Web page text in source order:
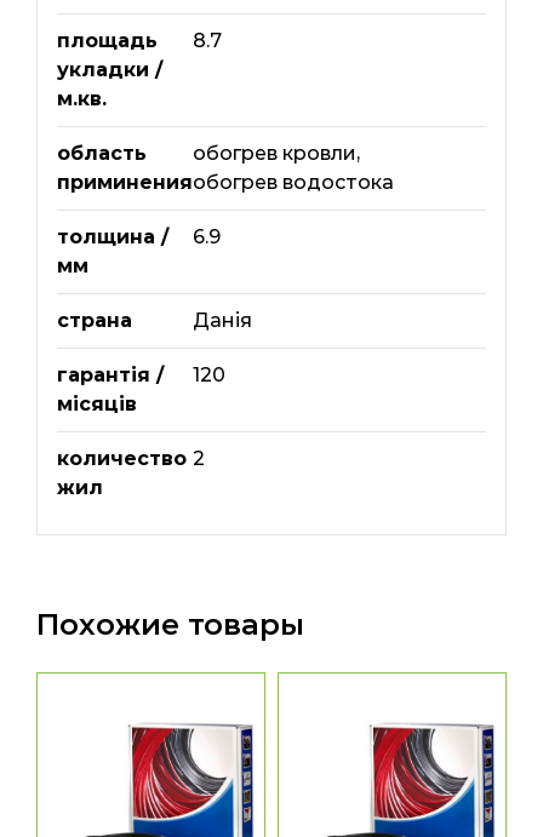
площадь
укладки /
м.кв.
8.7
область
приминения
обогрев кровли,
обогрев водостока
толщина /
мм
6.9
страна Данія
гарантія /
місяців
120
количество
жил
2
Похожие товары